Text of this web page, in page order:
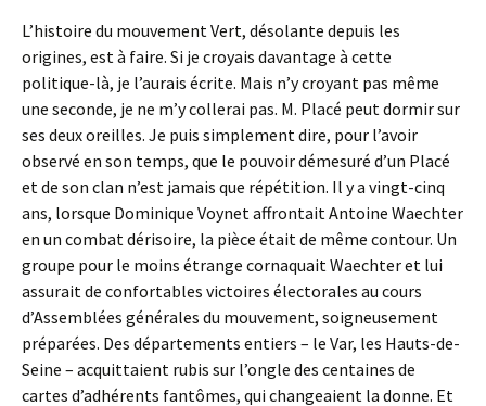
L’histoire du mouvement Vert, désolante depuis les
origines, est à faire. Si je croyais davantage à cette
politique-là, je l’aurais écrite. Mais n’y croyant pas même
une seconde, je ne m’y collerai pas. M. Placé peut dormir sur
ses deux oreilles. Je puis simplement dire, pour l’avoir
observé en son temps, que le pouvoir démesuré d’un Placé
et de son clan n’est jamais que répétition. Il y a vingt-cinq
ans, lorsque Dominique Voynet affrontait Antoine Waechter
en un combat dérisoire, la pièce était de même contour. Un
groupe pour le moins étrange cornaquait Waechter et lui
assurait de confortables victoires électorales au cours
d’Assemblées générales du mouvement, soigneusement
préparées. Des départements entiers – le Var, les Hauts-de-
Seine – acquittaient rubis sur l’ongle des centaines de
cartes d’adhérents fantômes, qui changeaient la donne. Et